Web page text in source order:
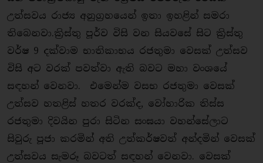
උත්සවය රාජ්‍ය අනුග්‍රහයෙන් ඉතා ඉහළින් සමරා
තිබෙනවා.​ක්‍රිස්තු පූර්ව විසි වන සියවසේ සිට ක්‍රිස්තු
වර්ෂ 9 දක්වාම භාතිකාභය රජතුමා වෙසක් උත්සව
විසි අට වරක් පවත්වා ඇති බවට මහා වංශයේ
සඳහන් වෙනවා. එමෙන්ම වසභ රජතුමා වෙසක්
උත්සව හතළිස් හතර වරක්ද, වෝහාරික තිස්ස
රජතුමා දිවයින පුරා සිටින සංඝයා වහන්සේලාට
සිවුරු පූජා කරමින් අති උත්කර්ෂවත් අන්දමින් වෙසක්
උත්සවය සැමරූ බවටත් සඳහන් වෙනවා. වෙසක්